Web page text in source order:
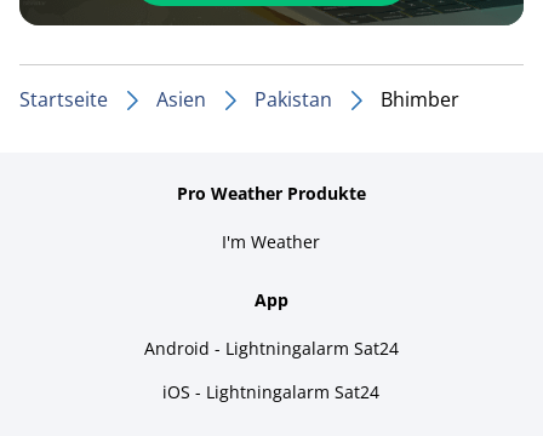
Startseite Asien Pakistan Bhimber
Pro Weather Produkte
I'm Weather
App
Android - Lightningalarm Sat24
iOS - Lightningalarm Sat24